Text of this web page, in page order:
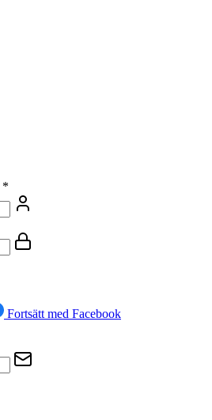
*
Fortsätt med Facebook